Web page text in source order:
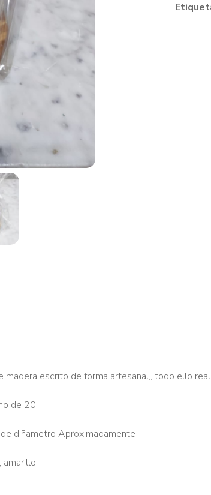
escrito de forma artesanal,, todo ello
de 20
diñametro Aproximadamente